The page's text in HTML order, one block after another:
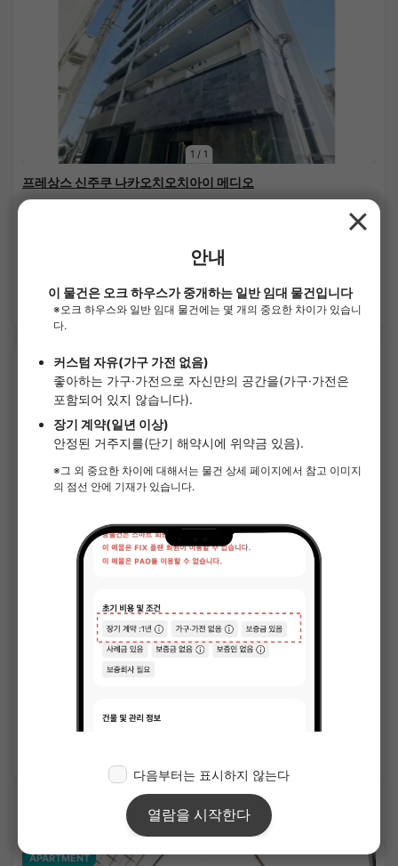
1 / 1
프레상스 신주쿠 나카오치오치아이 메디오
상세 보기
APARTMENT
루브르 네리마 니반칸
¥70,000 - ¥127,000
보증금 없음
토에이 오오에도선의 쉐어하우스
APARTMENT